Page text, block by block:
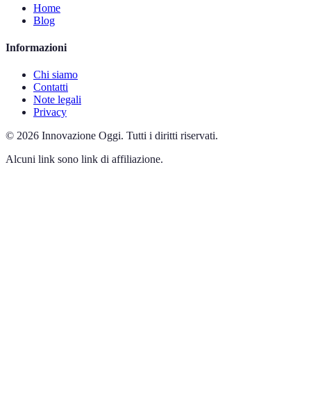
Home
Blog
Informazioni
Chi siamo
Contatti
Note legali
Privacy
© 2026 Innovazione Oggi. Tutti i diritti riservati.
Alcuni link sono link di affiliazione.